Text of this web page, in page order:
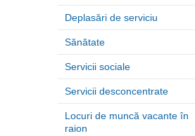
Deplasări de serviciu
Sănătate
Servicii sociale
Servicii desconcentrate
Locuri de muncă vacante în
raion